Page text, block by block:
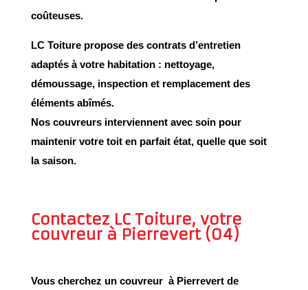
coûteuses.
LC Toiture propose des contrats d’entretien
adaptés à votre habitation : nettoyage,
démoussage, inspection et remplacement des
éléments abîmés.
Nos couvreurs interviennent avec soin pour
maintenir votre toit en parfait état, quelle que soit
la saison.
Contactez LC Toiture, votre
couvreur à Pierrevert (04)
Vous cherchez un couvreur à Pierrevertde